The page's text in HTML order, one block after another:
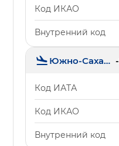
Код ИКАО
Внутренний код
Южно-Сахалинск -
Код ИАТА
Код ИКАО
Внутренний код